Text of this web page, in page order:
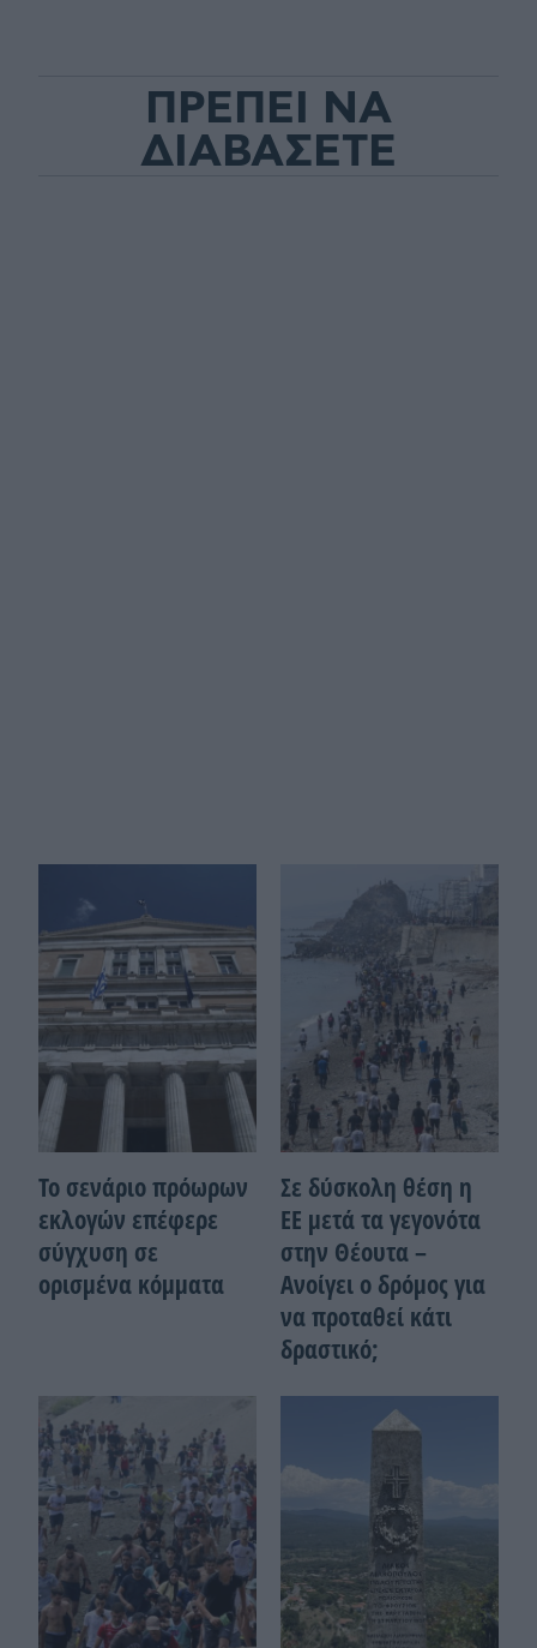
ΠΡΕΠΕΙ ΝΑ
ΔΙΑΒΑΣΕΤΕ
Το σενάριο πρόωρων
εκλογών επέφερε
σύγχυση σε
ορισμένα κόμματα
Σε δύσκολη θέση η
ΕΕ μετά τα γεγονότα
στην Θέουτα –
Ανοίγει ο δρόμος για
να προταθεί κάτι
δραστικό;